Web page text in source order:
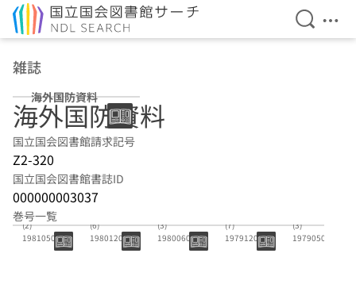
検索を
メ
雑誌
海外国防資料
海外国防資料
国立国会図書館請求記号
Z2-320
国立国会図書館書誌ID
000000003037
巻号一覧
1981年度(1)-
(2)
19810500-
19810600
(6)
19801200-
19810300
(3)
19800600-
19801000
(7)
19791200-
19800300
(3)
19790500-